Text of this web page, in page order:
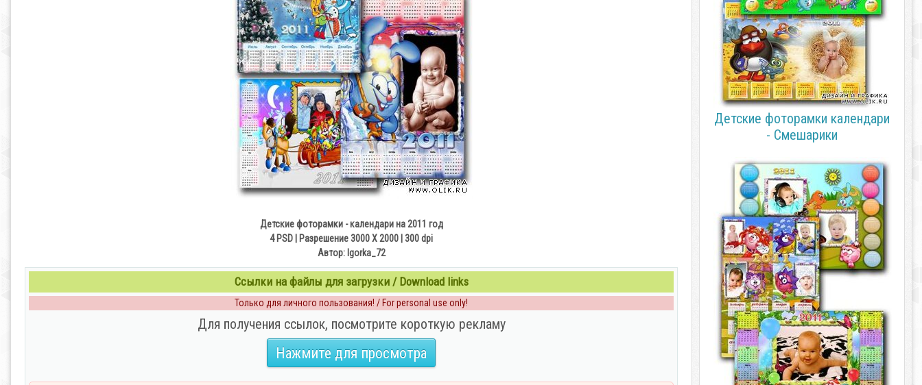
Детские фоторамки - календари на 2011 год
4 PSD | Разрешение 3000 X 2000 | 300 dpi
Автор: Igorka_72
Ссылки на файлы для загрузки / Download links
Только для личного пользования! / For personal use only!
Для получения ссылок, посмотрите короткую рекламу
Нажмите для просмотра
Детские фоторамки календари
- Смешарики